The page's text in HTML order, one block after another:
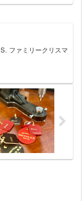
ファミリークリスマ